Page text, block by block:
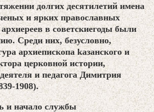
долгих десятилетий имена
и ярких православных
в советскиегоды были
Среди них, безусловно,
архиепископа kазанского и
церковной истории,
и педагога Димитрия
1908).
и начало службы